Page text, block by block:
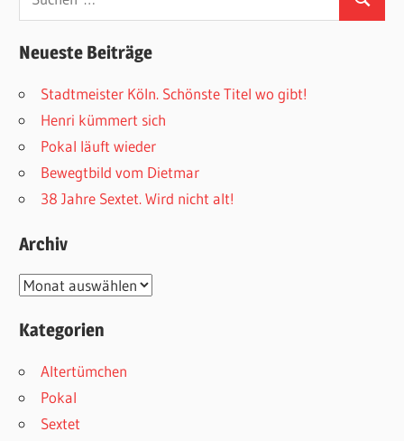
nach:
Suchen
Neueste Beiträge
Stadtmeister Köln. Schönste Titel wo gibt!
Henri kümmert sich
Pokal läuft wieder
Bewegtbild vom Dietmar
38 Jahre Sextet. Wird nicht alt!
Archiv
Archiv
Kategorien
Altertümchen
Pokal
Sextet